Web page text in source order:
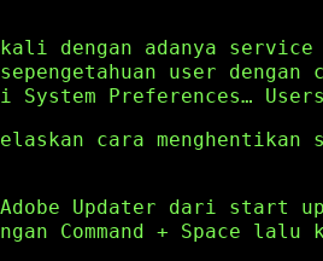
dengan adanya
user
System Preferences…
cara
Updater dari start up
Command + Space